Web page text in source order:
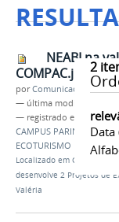
2
Data
NEABI na
COMPAC.jpg
porComunicação CPR
— última modificação
— registrado em:
CAMPUS PARINTINS,
ECOTURISMO
Localizado em CAMPUS
desenvolve 2 Projetos de
Valéria